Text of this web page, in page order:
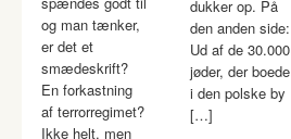
og man tænker,
er det et
smædeskrift?
En forkastning
af terrorregimet?
Ikke helt, men
dukker op. På
den anden side:
Ud af de 30.000
jøder, der boede
i den polske by
[…]